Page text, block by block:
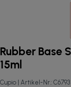
Rubber Base
15ml
Cupio | Artikel-Nr.: C6793